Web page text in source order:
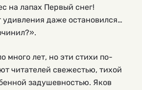
на лапах Первый снег!
удивления даже остановился…
много лет, но эти стихи по-
читателей свежестью, тихой
задушевностью. Яков